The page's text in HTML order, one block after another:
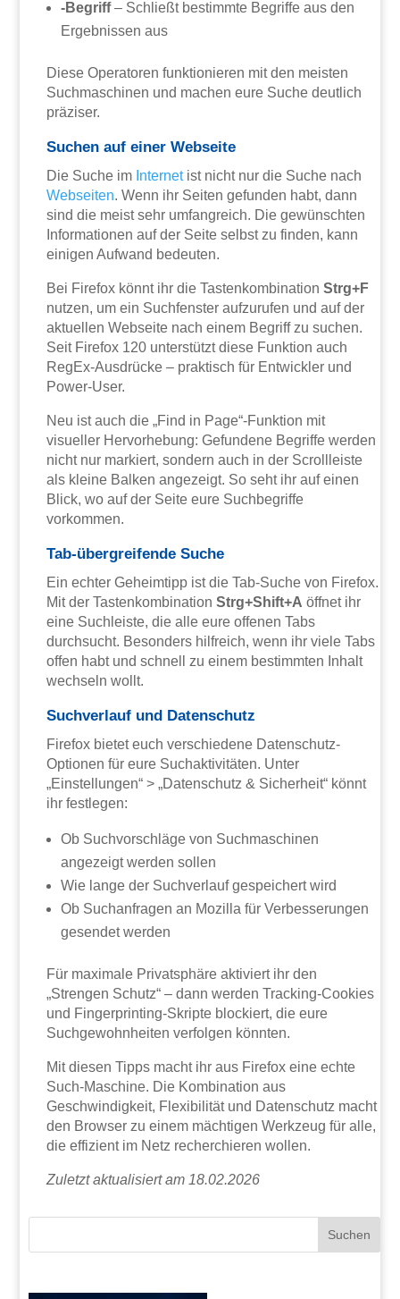
-Begriff– Schließt bestimmte Begriffe aus den
Ergebnissen aus
Diese Operatoren funktionieren mit den meisten
Suchmaschinen und machen eure Suche deutlich
präziser.
Suchen auf einer Webseite
Die Suche im Internetist nicht nur die Suche nach
Webseiten. Wenn ihr Seiten gefunden habt, dann
sind die meist sehr umfangreich. Die gewünschten
Informationen auf der Seite selbst zu finden, kann
einigen Aufwand bedeuten.
Bei Firefox könnt ihr die TastenkombinationStrg+F
nutzen, um ein Suchfenster aufzurufen und auf der
aktuellen Webseite nach einem Begriff zu suchen.
Seit Firefox 120 unterstützt diese Funktion auch
RegEx-Ausdrücke – praktisch für Entwickler und
Power-User.
Neu ist auch die „Find in Page“-Funktion mit
visueller Hervorhebung: Gefundene Begriffe werden
nicht nur markiert, sondern auch in der Scrollleiste
als kleine Balken angezeigt. So seht ihr auf einen
Blick, wo auf der Seite eure Suchbegriffe
vorkommen.
Tab-übergreifende Suche
Ein echter Geheimtipp ist die Tab-Suche von Firefox.
Mit der TastenkombinationStrg+Shift+A öffnet ihr
eine Suchleiste, die alle eure offenen Tabs
durchsucht. Besonders hilfreich, wenn ihr viele Tabs
offen habt und schnell zu einem bestimmten Inhalt
wechseln wollt.
Suchverlauf und Datenschutz
Firefox bietet euch verschiedene Datenschutz-
Optionen für eure Suchaktivitäten. Unter
„Einstellungen“ > „Datenschutz & Sicherheit“ könnt
ihr festlegen:
Ob Suchvorschläge von Suchmaschinen
angezeigt werden sollen
Wie lange der Suchverlauf gespeichert wird
Ob Suchanfragen an Mozilla für Verbesserungen
gesendet werden
Für maximale Privatsphäre aktiviert ihr den
„Strengen Schutz“ – dann werden Tracking-Cookies
und Fingerprinting-Skripte blockiert, die eure
Suchgewohnheiten verfolgen könnten.
Mit diesen Tipps macht ihr aus Firefox eine echte
Such-Maschine. Die Kombination aus
Geschwindigkeit, Flexibilität und Datenschutz macht
den Browser zu einem mächtigen Werkzeug für alle,
die effizient im Netz recherchieren wollen.
Zuletzt aktualisiert am 18.02.2026